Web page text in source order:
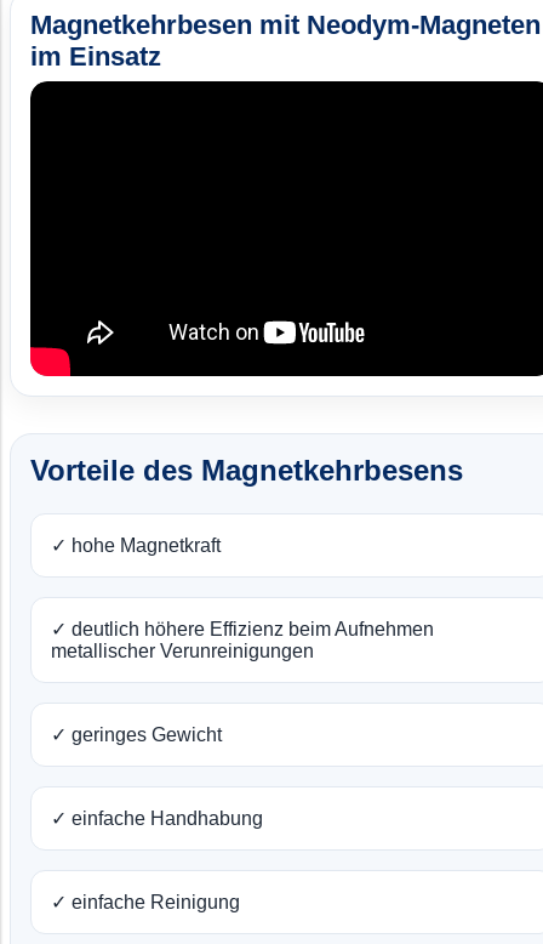
Magnetkehrbesen mit Neodym-Magneten
im Einsatz
Vorteile des Magnetkehrbesens
✓ hohe Magnetkraft
✓ deutlich höhere Effizienz beim Aufnehmen
metallischer Verunreinigungen
✓ geringes Gewicht
✓ einfache Handhabung
✓ einfache Reinigung